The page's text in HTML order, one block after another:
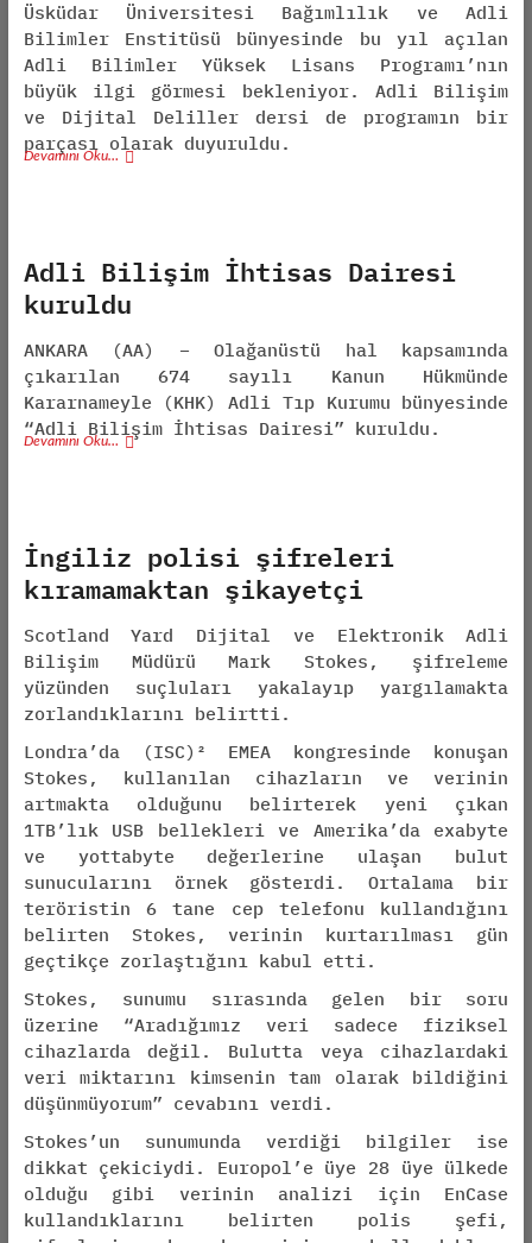
Üsküdar Üniversitesi Bağımlılık ve Adli
Bilimler Enstitüsü bünyesinde bu yıl açılan
Adli Bilimler Yüksek Lisans Programı’nın
büyük ilgi görmesi bekleniyor. Adli Bilişim
ve Dijital Deliller dersi de programın bir
parçası olarak duyuruldu.
Devamını Oku…
Adli Bilişim İhtisas Dairesi
kuruldu
ANKARA (AA) – Olağanüstü hal kapsamında
çıkarılan 674 sayılı Kanun Hükmünde
Kararnameyle (KHK) Adli Tıp Kurumu bünyesinde
“Adli Bilişim İhtisas Dairesi” kuruldu.
Devamını Oku…
İngiliz polisi şifreleri
kıramamaktan şikayetçi
Scotland Yard Dijital ve Elektronik Adli
Bilişim Müdürü Mark Stokes, şifreleme
yüzünden suçluları yakalayıp yargılamakta
zorlandıklarını belirtti.
Londra’da (ISC)² EMEA kongresinde konuşan
Stokes, kullanılan cihazların ve verinin
artmakta olduğunu belirterek yeni çıkan
1TB’lık USB bellekleri ve Amerika’da exabyte
ve yottabyte değerlerine ulaşan bulut
sunucularını örnek gösterdi. Ortalama bir
teröristin 6 tane cep telefonu kullandığını
belirten Stokes, verinin kurtarılması gün
geçtikçe zorlaştığını kabul etti.
Stokes, sunumu sırasında gelen bir soru
üzerine “Aradığımız veri sadece fiziksel
cihazlarda değil. Bulutta veya cihazlardaki
veri miktarını kimsenin tam olarak bildiğini
düşünmüyorum” cevabını verdi.
Stokes’un sunumunda verdiği bilgiler ise
dikkat çekiciydi. Europol’e üye 28 üye ülkede
olduğu gibi verinin analizi için EnCase
kullandıklarını belirten polis şefi,